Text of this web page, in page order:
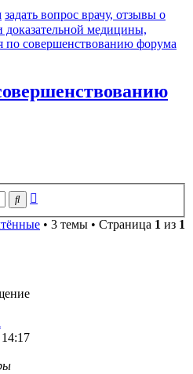
задать вопрос врачу, отзывы о
медицины,
по совершенствованию форума
Поиск
• 3 темы • Страница 1 из 1